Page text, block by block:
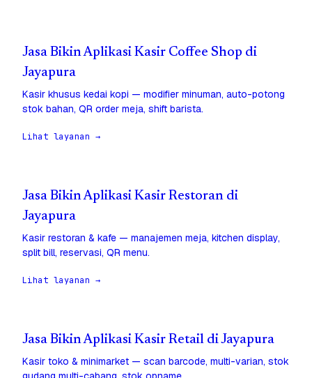
Jasa Bikin Aplikasi Kasir Coffee Shop di
Jayapura
Kasir khusus kedai kopi — modifier minuman, auto-potong
stok bahan, QR order meja, shift barista.
Lihat layanan →
Jasa Bikin Aplikasi Kasir Restoran di
Jayapura
Kasir restoran & kafe — manajemen meja, kitchen display,
split bill, reservasi, QR menu.
Lihat layanan →
Jasa Bikin Aplikasi Kasir Retail di Jayapura
Kasir toko & minimarket — scan barcode, multi-varian, stok